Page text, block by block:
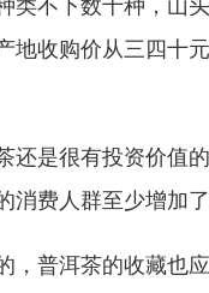
类不下数十种，山
地收购价从三四十
是很有投资价值
消费人群至少增加
普洱茶的收藏也